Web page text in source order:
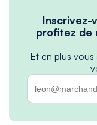
Inscrivez-
profitez de
Et en plus